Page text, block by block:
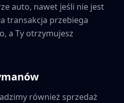
auto, nawet jeśli nie jest
transakcja przebiega
a Ty otrzymujesz
również sprzedaż